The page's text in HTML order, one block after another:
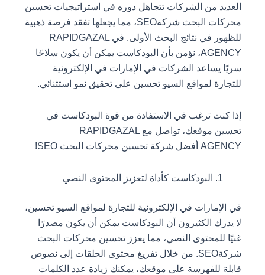
العديد من الشركات تتجاهل دوره في استراتيجيات تحسين
محركات البحث شركةSEO، مما يجعلها تفقد فرصة ذهبية
للظهور في نتائج البحث الأولى. في RAPIDGAZAL
AGENCY، نؤمن بأن البودكاست يمكن أن يكون سلاحًا
سريًا يساعد الشركات في الإمارات في الإلكترونية
للتجارة لمواقع السيو تحسين على تحقيق نمو استثنائي.
إذا كنت ترغب في الاستفادة من قوة البودكاست في
تحسين موقعك، تواصل مع RAPIDGAZAL
AGENCY أفضل شركة تحسين محركات البحث SEO!
البودكاست كأداة لتعزيز المحتوى النصي
في الإمارات في الإلكترونية للتجارة لمواقع السيو تحسين،
لا يدرك الكثيرون أن البودكاست يمكن أن يكون مصدرًا
غنيًا للمحتوى النصي، مما يعزز تحسين محركات البحث
شركةSEO. من خلال تفريغ محتوى الحلقات إلى نصوص
قابلة للفهرسة على موقعك، يمكنك زيادة عدد الكلمات